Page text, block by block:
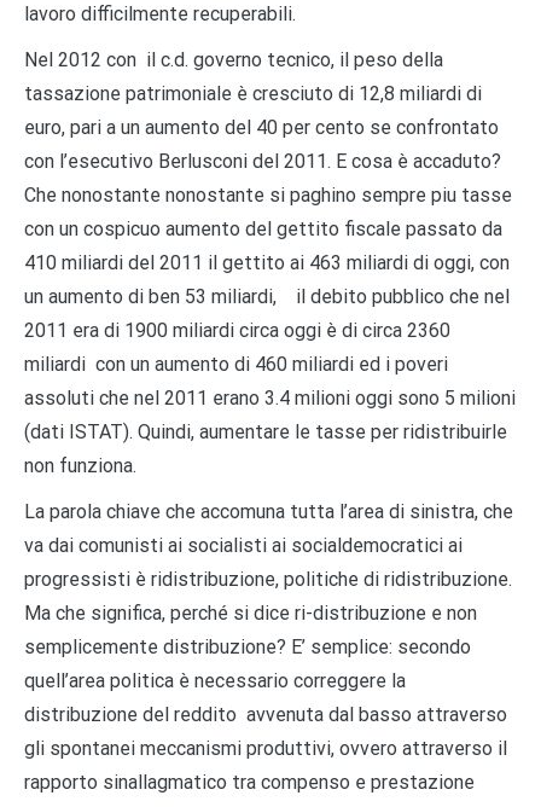
lavoro difficilmente recuperabili.
Nel 2012 con il c.d. governo tecnico, il peso della
tassazione patrimoniale è cresciuto di 12,8 miliardi di
euro, pari a un aumento del 40 per cento se confrontato
con l’esecutivo Berlusconi del 2011. E cosa è accaduto?
Che nonostante nonostante si paghino sempre piu tasse
con un cospicuo aumento del gettito fiscale passato da
410 miliardi del 2011 il gettito ai 463 miliardi di oggi, con
un aumento di ben 53 miliardi, il debito pubblico che nel
2011 era di 1900 miliardi circa oggi è di circa 2360
miliardi con un aumento di 460 miliardi ed i poveri
assoluti che nel 2011 erano 3.4 milioni oggi sono 5 milioni
(dati ISTAT). Quindi, aumentare le tasse per ridistribuirle
non funziona.
La parola chiave che accomuna tutta l’area di sinistra, che
va dai comunisti ai socialisti ai socialdemocratici ai
progressisti è ridistribuzione, politiche di ridistribuzione.
Ma che significa, perché si dice ri-distribuzione e non
semplicemente distribuzione? E’ semplice: secondo
quell’area politica è necessario correggere la
distribuzione del reddito avvenuta dal basso attraverso
gli spontanei meccanismi produttivi, ovvero attraverso il
rapporto sinallagmatico tra compenso e prestazione